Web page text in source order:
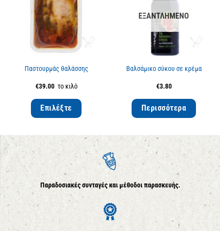
Παστουρμάς θαλάσσης
€39.00το κιλό
Επιλέξτε
ΕΞΑΝΤΛΗΜΈΝΟ
Βαλσάμικο σύκου σε κρέμα
€3.80
Περισσότερα
Παραδοσιακές συνταγές και μέθοδοι παρασκευής.